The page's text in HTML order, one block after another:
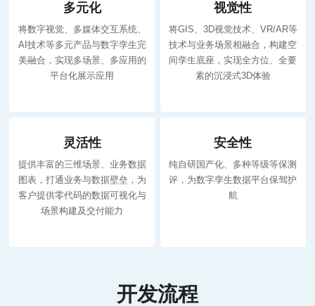
多元化
将数字视觉、多媒体交互系统、
AI技术等多元产品与数字孪生完
美融合，实现多场景、多应用的
平台化展示应用
视觉性
将GIS、3D视觉技术、VR/AR等
技术与业务场景相融合，构建空
间孪生底座，实现全方位、全要
素的沉浸式3D体验
灵活性
提供丰富的三维场景、业务数据
图表，打通业务与数据壁垒，为
客户提供零代码的数据可视化与
场景构建及交付能力
安全性
纯自研国产化、多种等级等保测
评，为数字孪生数据平台保驾护
航
开发流程